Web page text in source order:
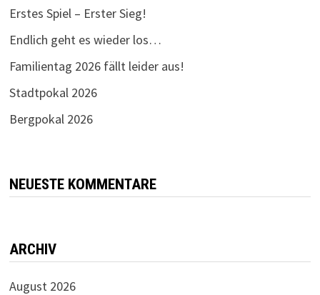
Erstes Spiel – Erster Sieg!
Endlich geht es wieder los…
Familientag 2026 fällt leider aus!
Stadtpokal 2026
Bergpokal 2026
NEUESTE KOMMENTARE
ARCHIV
August 2026